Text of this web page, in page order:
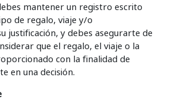
mantener un registro escrito
de regalo, viaje y/o
justificación, y debes asegurarte de
que el regalo, el viaje o la
con la finalidad de
en una decisión.